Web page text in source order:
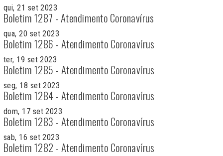
qui, 21 set 2023
Boletim 1287 - Atendimento Coronavírus
qua, 20 set 2023
Boletim 1286 - Atendimento Coronavírus
ter, 19 set 2023
Boletim 1285 - Atendimento Coronavírus
seg, 18 set 2023
Boletim 1284 - Atendimento Coronavírus
dom, 17 set 2023
Boletim 1283 - Atendimento Coronavírus
sab, 16 set 2023
Boletim 1282 - Atendimento Coronavírus